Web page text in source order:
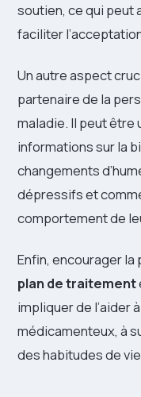
soutien, ce qui peut
faciliter
Un autre aspect
partenaire de la
maladie. Il peut être
informations sur la
changements
dépressifs et
comportement de
Enfin, encourager
plan de traitement
impliquer de l’aider
médicamenteux, à
des habitudes de